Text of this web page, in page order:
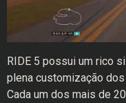
RIDE 5 possui um rico
plena customização
Cada um dos mais de